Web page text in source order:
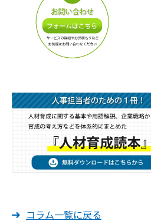
コラム一覧に戻る